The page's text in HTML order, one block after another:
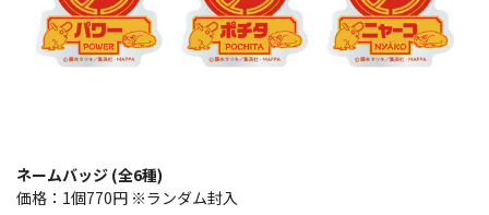
ネームバッジ (全6種)
価格：1個770円 ※ランダム封入